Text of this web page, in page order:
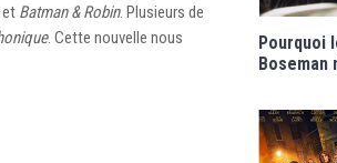
et Batman & Robin. Plusieurs de
. Cette nouvelle nous
Pourquoi
Boseman